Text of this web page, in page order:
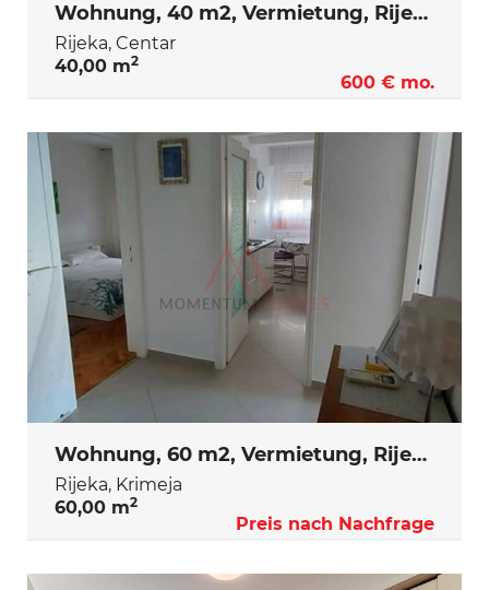
Wohnung, 40 m2, Vermietung, Rijeka - Centar
Rijeka, Centar
40,00 m2
600 € mo.
Wohnung, 60 m2, Vermietung, Rijeka - Krimeja
Rijeka, Krimeja
60,00 m2
Preis nach Nachfrage